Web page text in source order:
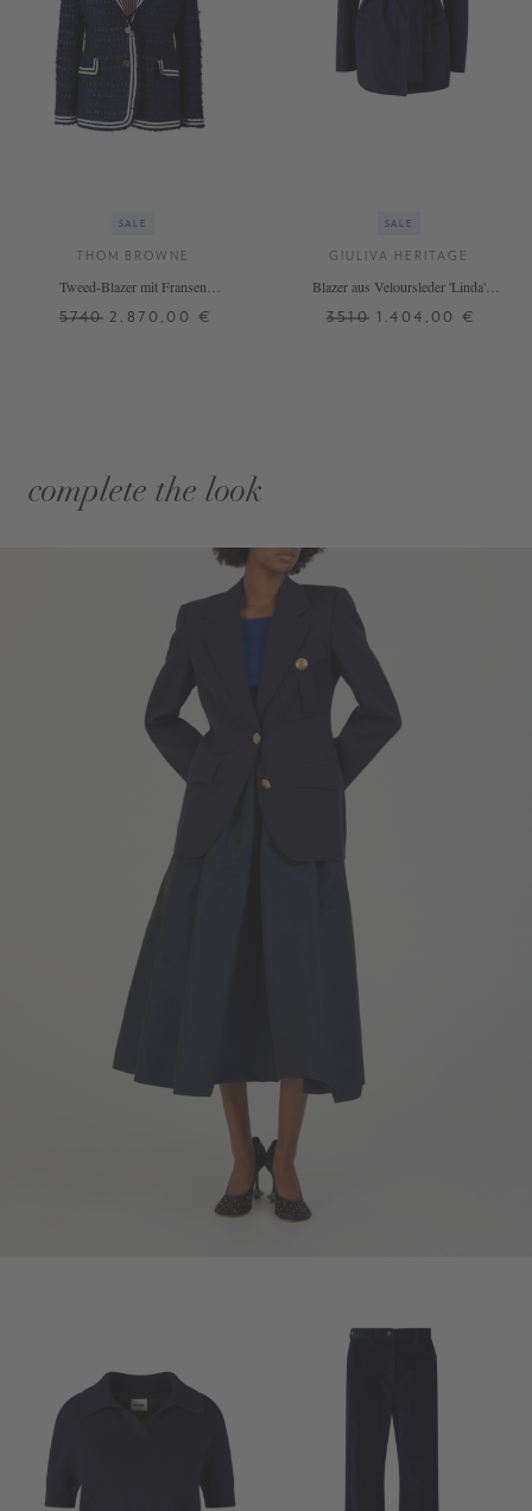
SALE
THOM BROWNE
Tweed-Blazer mit Fransen
5740 2.870,00 €
SALE
GIULIVA HERITAGE
Blazer aus Veloursleder 'Linda'
3510 1.404,00 €
complete the look